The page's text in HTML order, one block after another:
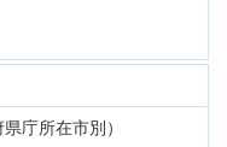
庁所在市別）